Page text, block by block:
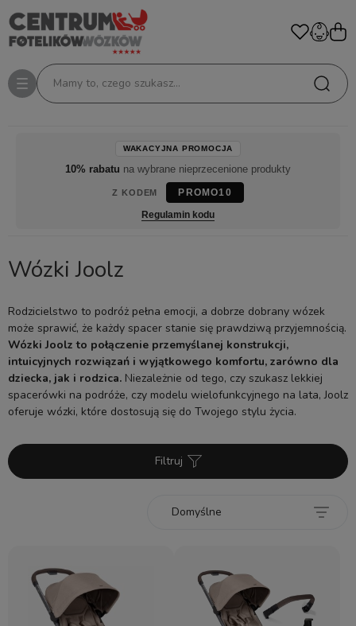
Mamy to, czego szukasz...
WAKACYJNA PROMOCJA
10% rabatu na wybrane nieprzecenione produkty
Z KODEM
PROMO10
Regulamin kodu
Wózki Joolz
Rodzicielstwo to podróż pełna emocji, a dobrze dobrany wózek
może sprawić, że każdy spacer stanie się prawdziwą przyjemnością.
Wózki Joolz to połączenie przemyślanej konstrukcji,
intuicyjnych rozwiązań i wyjątkowego komfortu, zarówno dla
dziecka, jak i rodzica. Niezależnie od tego, czy szukasz lekkiej
spacerówki na podróże, czy modelu wielofunkcyjnego na lata, Joolz
oferuje wózki, które dostosują się do Twojego stylu życia.
Filtruj